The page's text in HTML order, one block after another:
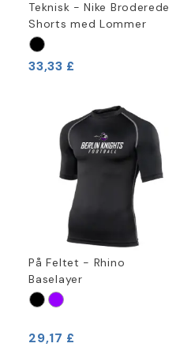
Teknisk - Nike Broderede
Shorts med Lommer
33,33 £
På Feltet - Rhino
Baselayer
29,17 £